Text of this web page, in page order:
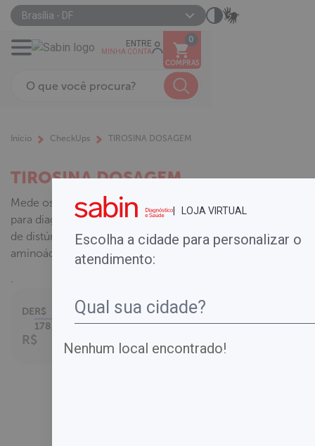
Brasília - DF
ENTRE
MINHA CONTA
COMPRAS
0
Início CheckUps TIROSINA DOSAGEM
TIROSINA DOSAGEM
Mede os níveis de tirosina no sangue
para diagnóstico e monitoramento
de distúrbios no metabolismo do
aminoácido, como a tirosinemia.
DER$
178,00
R$
Parcelamento em
até
| LOJA VIRTUAL
Escolha a cidade para personalizar o
atendimento:
Nenhum local encontrado!